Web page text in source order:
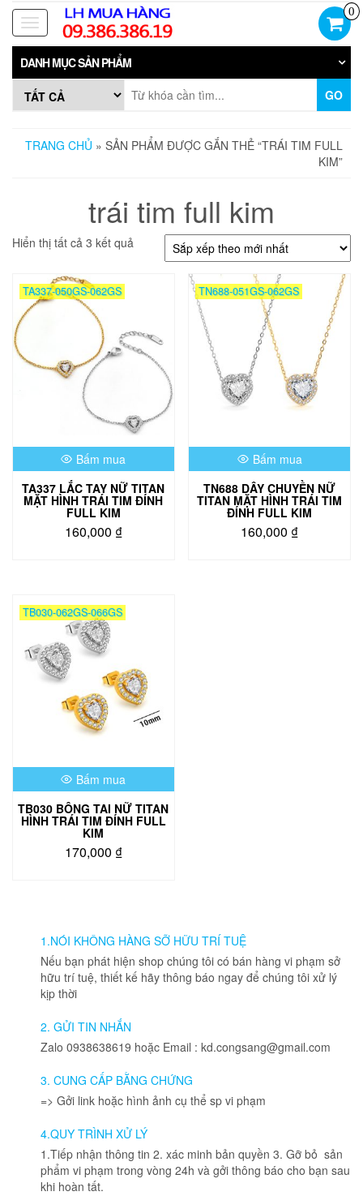
Skip
the
content
Toggle
navigation
0
DANH MỤC SẢN PHẨM
GO
TRANG CHỦ » SẢN PHẨM ĐƯỢC GẮN THẺ “TRÁI TIM FULL
KIM”
trái tim full kim
Hiển thị tất cả 3 kết quả
TA337-050GS-062GS
Bấm mua
TA337 LẮC TAY NỮ TITAN
MẶT HÌNH TRÁI TIM ĐÍNH
FULL KIM
160,000 ₫
có
nhiều
biến
thể.
Các
tùy
chọn
có
thể
chọn
trên
sản
phẩm
TN688-051GS-062GS
Bấm mua
TN688 DÂY CHUYỀN NỮ
TITAN MẶT HÌNH TRÁI TIM
ĐÍNH FULL KIM
160,000 ₫
TB030-062GS-066GS
Bấm mua
TB030 BÔNG TAI NỮ TITAN
HÌNH TRÁI TIM ĐÍNH FULL
KIM
170,000 ₫
nhiều
biến
thể.
Các
chọn
thể
được
chọn
trên
sản
phẩm
1.NÓI KHÔNG HÀNG SỠ HỮU TRÍ TUỆ
Nếu bạn phát hiện shop chúng tôi có bán hàng vi phạm sở
hữu trí tuệ, thiết kế hãy thông báo ngay để chúng tôi xử lý
kịp thời
2. GỬI TIN NHẮN
Zalo 0938638619 hoặc Email : kd.congsang@gmail.com
3. CUNG CẤP BẰNG CHỨNG
=> Gởi link hoặc hình ảnh cụ thể sp vi phạm
4.QUY TRÌNH XỬ LÝ
1.Tiếp nhận thông tin 2. xác minh bản quyền 3. Gỡ bỏ sản
phẩm vi phạm trong vòng 24h và gởi thông báo cho bạn sau
khi hoàn tất.